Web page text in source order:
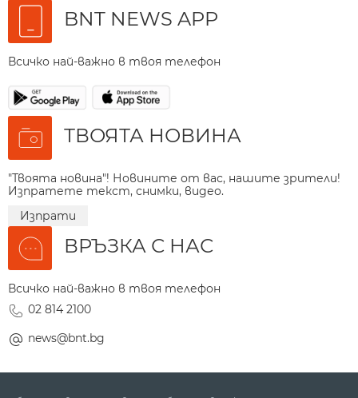
BNT NEWS APP
Всичко най-важно в твоя телефон
ТВОЯТА НОВИНА
"Твоята новина"! Новините от вас, нашите зрители!
Изпратете текст, снимки, видео.
Изпрати
ВРЪЗКА С НАС
Всичко най-важно в твоя телефон
02 814 2100
news@bnt.bg